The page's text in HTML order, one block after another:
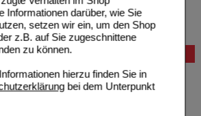
Informationen darüber, wie Sie
setzen wir ein, um den Shop
z.B. auf Sie zugeschnittene
zu können.
hierzu finden Sie in
bei dem Unterpunkt
oder bei
Bewertung